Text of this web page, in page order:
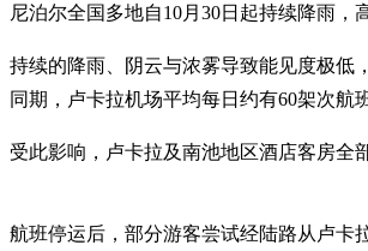
尼泊尔全国多地自10月30日起持续降雨
持续的降雨、阴云与浓雾导致能见度极低
同期，卢卡拉机场平均每日约有60架次航
受此影响，卢卡拉及南池地区酒店客房全
航班停运后，部分游客尝试经陆路从卢卡